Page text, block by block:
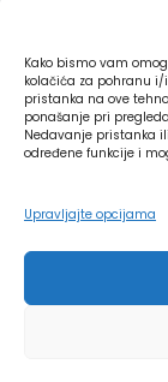
Kako bismo vam
kolačića za pohranu
pristanka na ove
ponašanje pri
Nedavanje pristanka
određene funkcije i
Upravljajte opcijama
Sigurno
karticama
Dostava
Načini
Raskid